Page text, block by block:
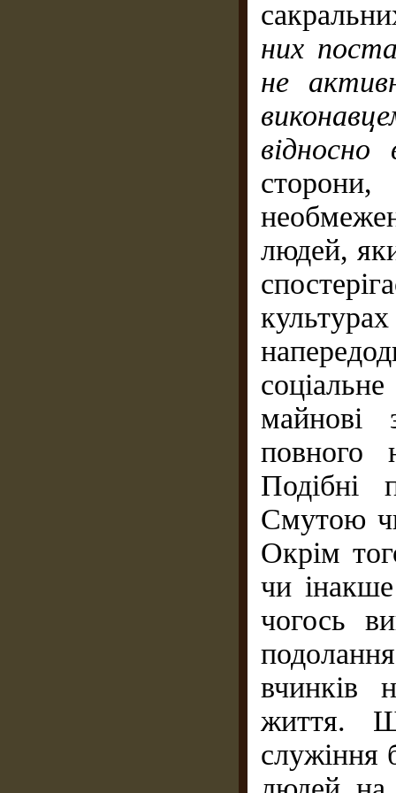
них
не
людей,
майнові
повного
Подібні
Смутою
Окрім
чи
чогось
вчинків
життя.
служіння